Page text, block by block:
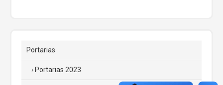
Portarias
Portarias 2023